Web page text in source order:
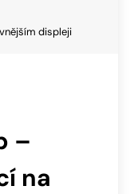
displeji
–
na